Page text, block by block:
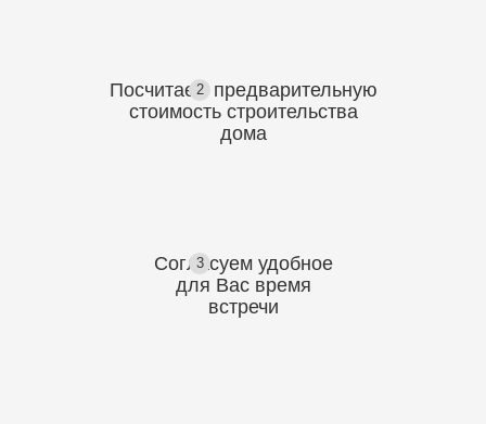
2
Посчитаем предварительную
стоимость строительства
дома
3
Согласуем удобное
для Вас время
встречи